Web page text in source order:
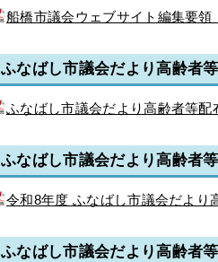
船橋市議会ウェブサイト編集要領
ふなばし市議会だより高齢者
ふなばし市議会だより高齢者等配
ふなばし市議会だより高齢者
令和8年度 ふなばし市議会だより
ふなばし市議会だより高齢者